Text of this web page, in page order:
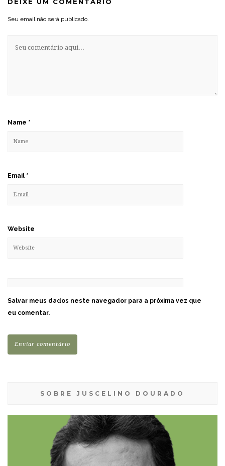
Seu email não será publicado.
Name *
Email *
Website
Salvar meus dados neste navegador para a próxima vez que
eu comentar.
SOBRE JUSCELINO DOURADO